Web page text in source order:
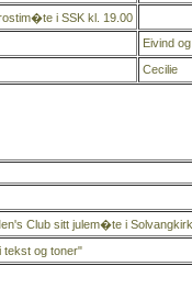
i SSK kl. 19.00
Eivind
Cecilie
Club sitt julem�te i
tekst og toner"